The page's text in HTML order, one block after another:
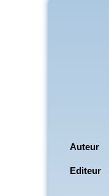
Auteur
Editeur